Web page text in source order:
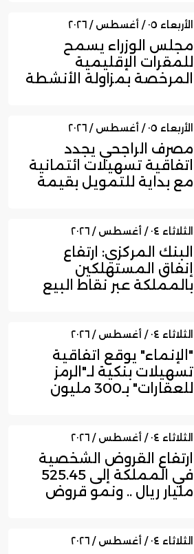
الأربعاء ٠٥ / أغسطس / ٢٠٢٦
مجلس الوزراء يسمح
للمقرات الإقليمية
المرخصة بمزاولة الأنشطة
الأربعاء ٠٥ / أغسطس / ٢٠٢٦
مصرف الراجحي يجدد
اتفاقية تسهيلات ائتمانية
مع بداية للتمويل بقيمة
الثلاثاء ٠٤ / أغسطس / ٢٠٢٦
البنك المركزي: ارتفاع
إنفاق المستهلكين
بالمملكة عبر نقاط البيع
الثلاثاء ٠٤ / أغسطس / ٢٠٢٦
"الإنماء" يوقع اتفاقية
تسهيلات بنكية لـ"الرمز
للعقارات" بـ300 مليون
الثلاثاء ٠٤ / أغسطس / ٢٠٢٦
ارتفاع القروض الشخصية
في المملكة إلى 525.45
مليار ريال .. ونمو قروض
الثلاثاء ٠٤ / أغسطس / ٢٠٢٦